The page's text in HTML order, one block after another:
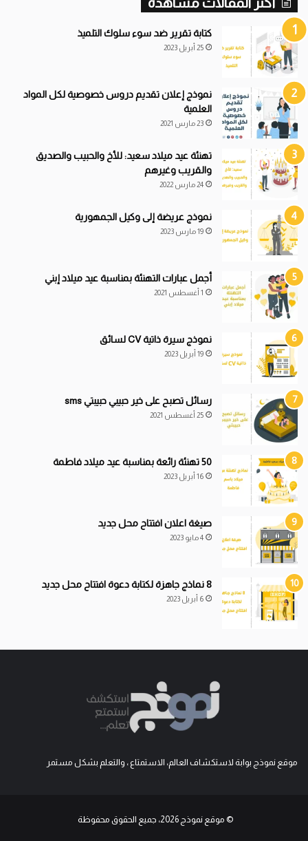
ف
ا
ت
كتابة تقرير ضد سوء سلوك التلميذ
25 أبريل 2023
نموذج إعلان تقديم دروس خصوصية لكل المواد
العلمية
23 مارس 2021
تهنئة عيد ميلاد سعيد: للأخ والحبيب والصديق
والقريب وغيرهم
24 مارس 2022
نموذج عريضة إلى وكيل الجمهورية
19 مارس 2023
أجمل عبارات التهنئة بمناسبة عيد ميلاد إبني
1 أغسطس 2021
نموذج سيرة ذاتية CV لسائق
19 أبريل 2023
رسائل تصبح على خير حبيبي حبيبتي sms
25 أغسطس 2021
50 تهنئة رائعة بمناسبة عيد ميلاد فاطمة
16 أبريل 2023
صيغة اعلان افتتاح محل جديد
4 مايو 2023
8 نماذج جاهزة لكتابة دعوة افتتاح محل جديد
6 أبريل 2023
موقع نموذج بوابة لاستكشاف العالم، الاستمتاع ، والتعلم بشكل مستمر
© موقع نموذج 2026، جميع الحقوق محفوظة